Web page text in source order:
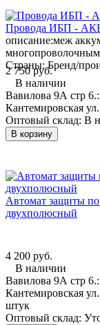
Провода ИБП -
описание:меж
Страны: Бренд/
2 750 руб.
В наличии
Вавилова 9А стр 6.:
Кантемировская
Оптовый склад: В
В корзину
Автомат защиты
двухполюсный
4 200 руб.
В наличии
Вавилова 9А стр 6.:
Кантемировская
штук
Оптовый склад: